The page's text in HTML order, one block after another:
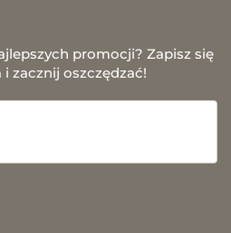
promocji? Zapisz się
zacznij oszczędzać!